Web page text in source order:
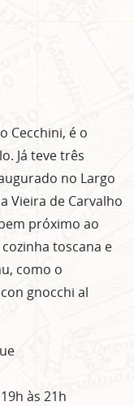
Cecchini, é o
Já teve três
no Largo
Vieira de Carvalho
próximo ao
toscana e
como o
gnocchi al
às 21h